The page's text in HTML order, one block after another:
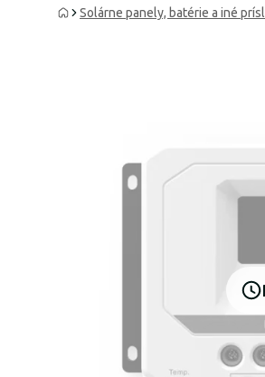
Solárne panely, batérie a iné